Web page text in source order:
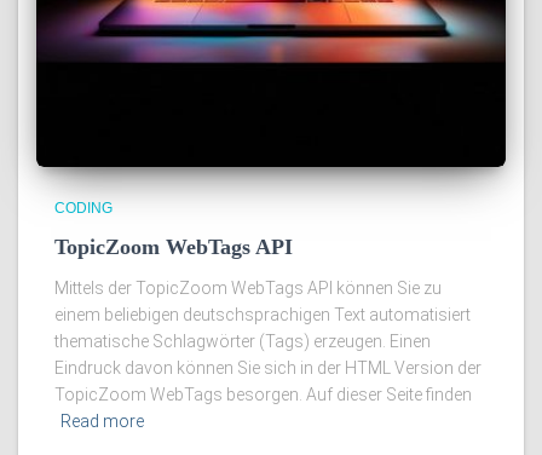
CODING
TopicZoom WebTags API
Mittels der TopicZoom WebTags API können Sie zu
einem beliebigen deutschsprachigen Text automatisiert
thematische Schlagwörter (Tags) erzeugen. Einen
Eindruck davon können Sie sich in der HTML Version der
TopicZoom WebTags besorgen. Auf dieser Seite finden
Read more